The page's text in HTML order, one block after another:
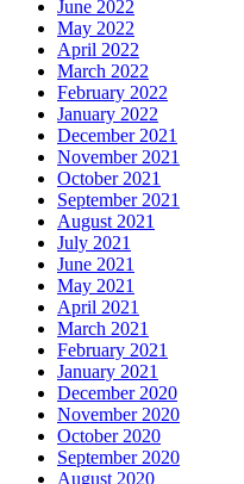
June 2022
May 2022
April 2022
March 2022
February 2022
January 2022
December 2021
November 2021
October 2021
September 2021
August 2021
July 2021
June 2021
May 2021
April 2021
March 2021
February 2021
January 2021
December 2020
November 2020
October 2020
September 2020
August 2020